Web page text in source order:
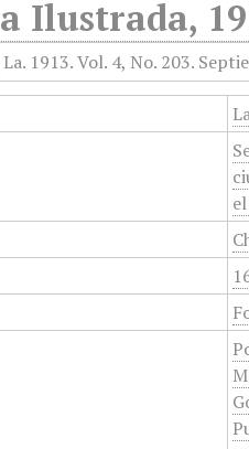
Ilustrada,